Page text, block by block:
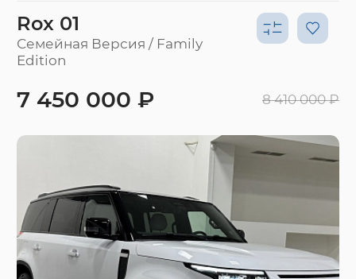
Rox 01
Семейная Версия / Family
Edition
7 450 000 ₽ 8 410 000 ₽